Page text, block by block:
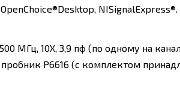
NISignalExpress®.
МГц, 10Х, 3,9 пф (по одному на
P6616 (с комплектом